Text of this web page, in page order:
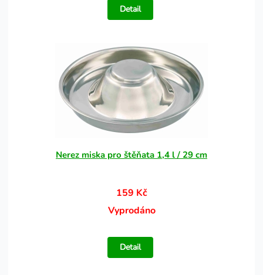
Detail
Nerez miska pro štěňata 1,4 l / 29 cm
159 Kč
Vyprodáno
Detail